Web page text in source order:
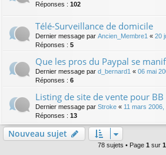
Réponses : 102
Télé-Surveillance de domicile
Dernier message par Ancien_Membre1 « 20
Réponses : 5
Que les pros du Paypal se
Dernier message par d_bernard1 « 06 mai
Réponses : 6
Listing de site de vente pour BB
Dernier message par Stroke « 11 mars 2006,
Réponses : 13
Nouveau sujet
78 sujets • Page 1 sur 1